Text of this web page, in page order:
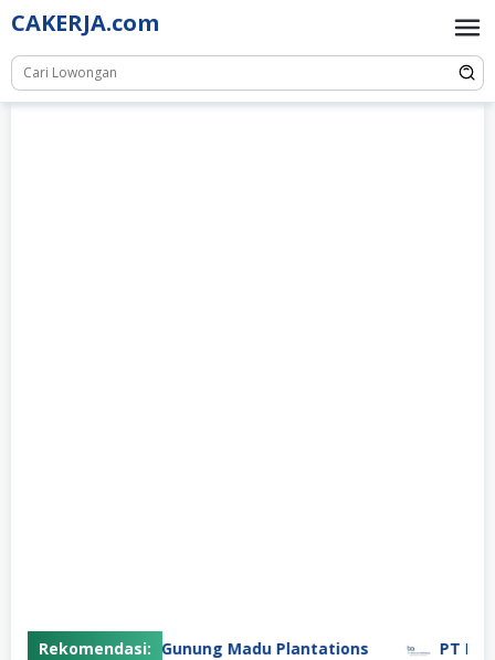
Skip
to
content
CAKERJA.com
Rekomendasi:PT Gunung Madu Plantations PT